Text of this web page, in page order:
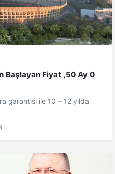
Başlayan Fiyat ,50 Ay 0
garantisi ile 10 – 12 yılda